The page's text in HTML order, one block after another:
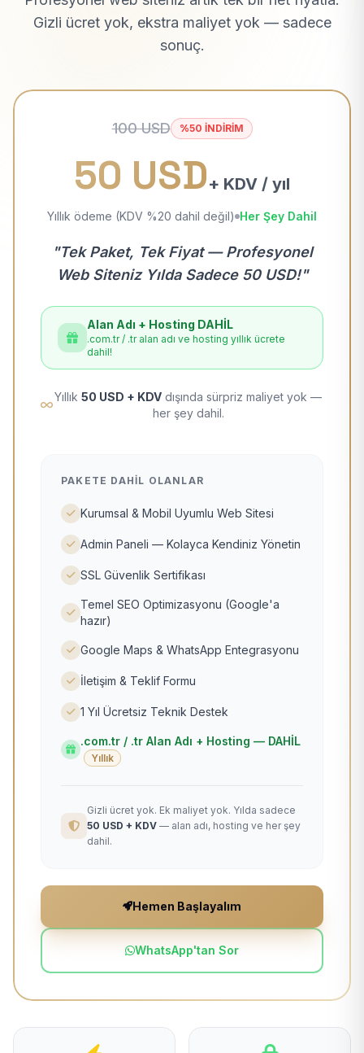
Gizli ücret yok, ekstra maliyet yok — sadece
sonuç.
100 USD %50 İNDİRİM
50 USD+ KDV / yıl
Yıllık ödeme (KDV %20 dahil değil) Her Şey Dahil
"Tek Paket, Tek Fiyat — Profesyonel
Web Siteniz Yılda Sadece 50 USD!"
Alan Adı + Hosting DAHİL
.com.tr / .tr alan adı ve hosting yıllık ücrete
dahil!
Yıllık 50 USD + KDV dışında sürpriz maliyet yok —
her şey dahil.
PAKETE DAHIL OLANLAR
Kurumsal & Mobil Uyumlu Web Sitesi
Admin Paneli — Kolayca Kendiniz Yönetin
SSL Güvenlik Sertifikası
Temel SEO Optimizasyonu (Google'a
hazır)
Google Maps & WhatsApp Entegrasyonu
İletişim & Teklif Formu
1 Yıl Ücretsiz Teknik Destek
.com.tr / .tr Alan Adı + Hosting — DAHİL
Yıllık
Gizli ücret yok. Ek maliyet yok. Yılda sadece
50 USD + KDV — alan adı, hosting ve her şey
dahil.
Hemen Başlayalım
WhatsApp'tan Sor